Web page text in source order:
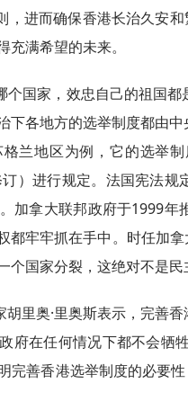
，进而确保香港长治久安
满希望的未来。
国家，效忠自己的祖国都
下各地方的选举制度都由
兰地区为例，它的选举
订）进行规定。法国宪法
加拿大联邦政府于1999年
都牢牢抓在手中。时任加
个国家分裂，这绝对不是民
里奥·里奥斯表示，完善
府在任何情况下都不会牺
完善香港选举制度的必要